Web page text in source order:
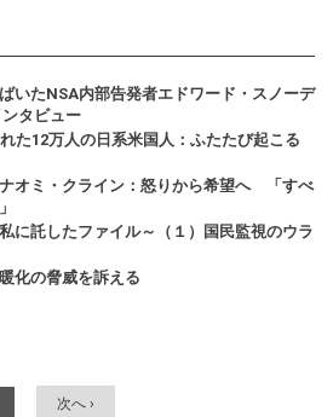
いたNSA内部告発者エドワード・スノーデ
タビュー
た12万人の日系米国人：ふたたび起こる
オミ・クライン：怒りから希望へ 「すべ
に託したファイル～（１）国民監視のウラ
化の脅威を訴える
次へ ›